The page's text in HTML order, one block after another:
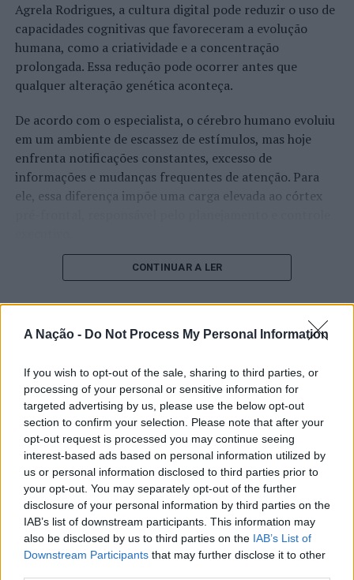
A Nação - Do Not Process My Personal Information
If you wish to opt-out of the sale, sharing to third parties, or
processing of your personal or sensitive information for
targeted advertising by us, please use the below opt-out
section to confirm your selection. Please note that after your
opt-out request is processed you may continue seeing
interest-based ads based on personal information utilized by
us or personal information disclosed to third parties prior to
your opt-out. You may separately opt-out of the further
disclosure of your personal information by third parties on the
IAB’s list of downstream participants. This information may
also be disclosed by us to third parties on the IAB’s List of
Downstream Participants that may further disclose it to other
Agrela Rodrigues, a cultura digital pode reduzir o uso de
capacidades cognitivas que favoreceram a evolução
humana, como a criatividade e a concentração
prolongada. Essa redução pode ocorrer antes que
qualquer alteração genética aconteça.
De acordo com o especialista, o cérebro humano evoluiu
em um ambiente de escassez de estímulos, mas hoje
enfrenta notificações constantes, excesso de
informações e mudanças frequentes de atenção. Para
ele, essa diferença impõe uma carga elevada ao córtex
O pesquisador afirma que plataformas digitais também
cérebro, favorecendo a fadiga mental, a dificuldade de
manter a atenção e a procrastinação. Na sua visão,
tarefas inacabadas permanecem ativas na memória e
prolongado pode elevar os níveis de cortisol e
prejudicar o desempenho cognitivo.
Fabiano de Abreu Agrela Rodrigues ressalta que não há
evidências de que o ambiente digital provoque mudanças
genéticas na espécie humana. A adaptação observada,
afirma, ocorre por meio da neuroplasticidade, processo
pelo qual os circuitos neurais se reorganizam em
resposta às experiências.
“O principal desafio é preservar a capacidade de reflexão
CONTINUAR A LER
ATUALIDADE
“Millennium Estoril Open 2026”
regressou ao circuito ATP com
vitória do francês Luca Van Assche
Publicado 1 dia atrás
07/08/2026
Por Ígor Lopes
O “Millennium Estoril Open 2026” decorreu entre os
dias 18 e 26 de julho, no Clube de Ténis do Estoril, em